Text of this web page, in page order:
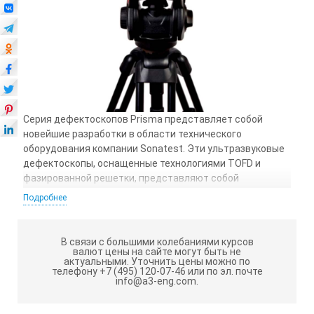
Серия дефектоскопов Prisma представляет собой
новейшие разработки в области технического
оборудования компании Sonatest. Эти ультразвуковые
дефектоскопы, оснащенные технологиями TOFD и
фазированной решетки, представляют собой
комплексные инструменты для проведения
ультразвукового контроля. Их преимущества включают
производительность, расширенные функциональные
возможности и прочный корпус, обеспечивающий
высокую надежность эксплуатации.
Приборы Prisma оборудованы экраном с лучшим в
Подробнее
В связи с большими колебаниями курсов
валют цены на сайте могут быть не
актуальными. Уточнить цены можно по
телефону +7 (495) 120-07-46 или по эл. почте
info@a3-eng.com.